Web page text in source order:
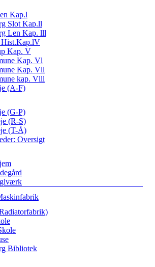
Kap.l
Slot Kap.ll
Len Kap. lll
Hist.Kap.lV
Kap. V
Kap. Vl
Kap. Vll
kap. Vlll
(A-F)
(G-P)
(R-S)
(T-Å)
Oversigt
Bibliotek